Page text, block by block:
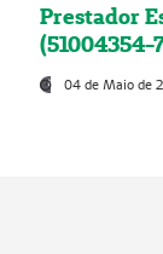
Prestador
(51004354-
04 de Maio de